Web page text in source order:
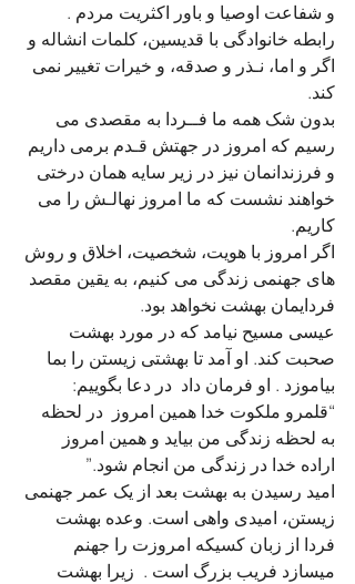
و شفاعت اوصیا و باور اکثریت مردم .
رابطه خانوادگی با قدیسین، کلمات انشاله و
اگر و اما، نـذر و صدقه، و خیرات تغییر نمی
کند.
بدون شک همه ما فــردا به مقصدی می
رسیم که امروز در جهتش قـدم برمی داریم
و فرزندانمان نیز در زیر سایه همان درختی
خواهند نشست که ما امروز نهالـش را می
کاریم.
اگر امروز با هویت، شخصیت، اخلاق و روش
های جهنمی زندگی می کنیم، به یقین مقصد
فردایمان بهشت نخواهد بود.
عیسی مسیح نیامد که در مورد بهشت
صحبت کند. او آمد تا بهشتی زیستن را بما
بیاموزد . او فرمان داد  در دعا بگوییم:
“قلمرو ملکوت خدا همین امروز  در لحظه
به لحظه زندگی من بیاید و همین امروز
اراده خدا در زندگی من انجام شود.”
امید رسیدن به بهشت بعد از یک عمر جهنمی
زیستن، امیدی واهی است. وعده بهشت
فردا از زبان کسیکه امروزت را جهنم
میسازد فریب بزرگ است .  زیرا بهشت